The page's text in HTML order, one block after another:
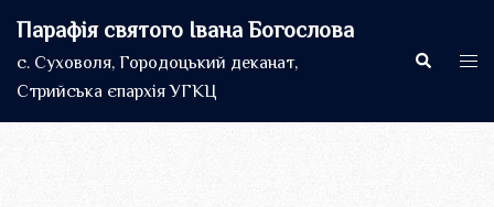
до
вмісту
Парафія святого Івана Богослова
с. Суховоля, Городоцький деканат,
Стрийська єпархія УГКЦ
Пошук